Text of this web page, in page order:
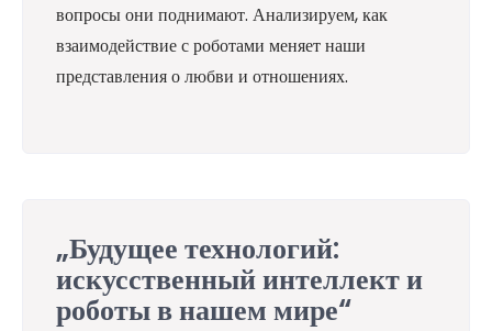
вопросы они поднимают. Анализируем, как
взаимодействие с роботами меняет наши
представления о любви и отношениях.
„Будущее технологий:
искусственный интеллект и
роботы в нашем мире“